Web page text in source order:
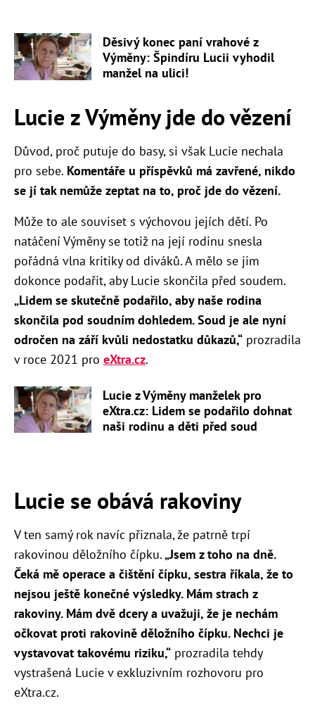
Děsivý konec paní vrahové z
Výměny: Špindíru Lucii vyhodil
manžel na ulici!
Lucie z Výměny jde do vězení
Důvod, proč putuje do basy, si však Lucie nechala
pro sebe. Komentáře u příspěvků má zavřené, nikdo
se jí tak nemůže zeptat na to, proč jde do vězení.
Může to ale souviset s výchovou jejích dětí. Po
natáčení Výměny se totiž na její rodinu snesla
pořádná vlna kritiky od diváků. A mělo se jim
dokonce podařit, aby Lucie skončila před soudem.
„Lidem se skutečně podařilo, aby naše rodina
skončila pod soudním dohledem. Soud je ale nyní
odročen na září kvůli nedostatku důkazů,“ prozradila
v roce 2021 pro eXtra.cz.
Lucie z Výměny manželek pro
eXtra.cz: Lidem se podařilo dohnat
naši rodinu a děti před soud
Lucie se obává rakoviny
V ten samý rok navíc přiznala, že patrně trpí
rakovinou děložního čípku.„Jsem z toho na dně.
Čeká mě operace a čištění čípku, sestra říkala, že to
nejsou ještě konečné výsledky. Mám strach z
rakoviny. Mám dvě dcery a uvažuji, že je nechám
očkovat proti rakovině děložního čípku. Nechci je
vystavovat takovému riziku,“ prozradila tehdy
vystrašená Lucie v exkluzivním rozhovoru pro
eXtra.cz.